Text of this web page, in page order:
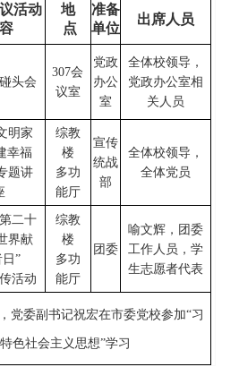
活动
地
点
准备
单位
出席人员
头会
307会
议室
党政
办公
室
全体校领导，
党政办公室相
关人员
明家
幸福
题讲
综教
楼
多功
能厅
宣传
统战
部
全体校领导，
全体党员
二十
界献
日”
活动
综教
楼
多功
能厅
团委
喻文辉，团委
工作人员，学
生志愿者代表
，党委副书记祝宏在市委党校参加“习
色社会主义思想”学习